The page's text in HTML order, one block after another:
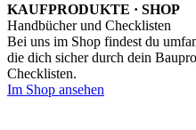
KAUFPRODUKTE · SHOP
Handbücher und Checklisten
Bei uns im Shop findest du
die dich sicher durch dein
Checklisten.
Im Shop ansehen